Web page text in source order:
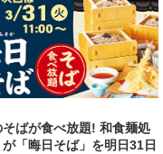
そばが食べ放題! 和食麺処
「晦日そば」を明日31日